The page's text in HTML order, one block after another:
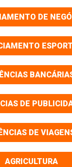
DE
DE
DE
AGRICULTURA